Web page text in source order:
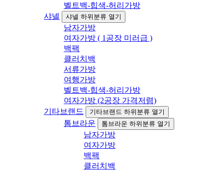
벨트백-힙색-허리가방
샤넬
샤넬 하위분류 열기
남자가방
여자가방 ( 1공장 미러급 )
백팩
클러치백
서류가방
여행가방
벨트백-힙색-허리가방
여자가방 (2공장 가격저렴)
기타브랜드
기타브랜드 하위분류 열기
톰브라운 톰브라운 하위분류 열기
남자가방
여자가방
백팩
클러치백